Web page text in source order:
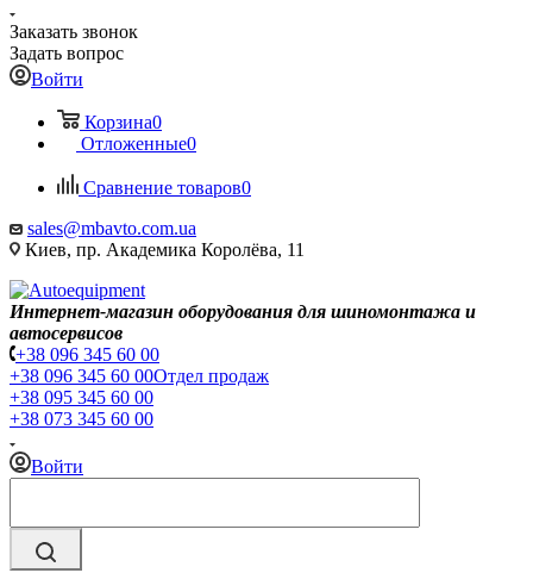
Заказать звонок
Задать вопрос
Войти
Корзина0
Отложенные0
Сравнение товаров0
sales@mbavto.com.ua
Киев, пр. Академика Королёва, 11
Интернет-магазин оборудования для шиномонтажа и
автосервисов
+38 096 345 60 00
+38 096 345 60 00Отдел продаж
+38 095 345 60 00
+38 073 345 60 00
Войти